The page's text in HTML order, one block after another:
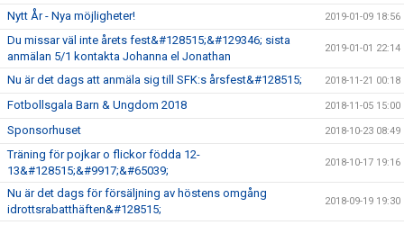
Nytt År - Nya möjligheter! 2019-01-09 18:56
Du missar väl inte årets fest&#128515;&#129346; sista
anmälan 5/1 kontakta Johanna el Jonathan
2019-01-01 22:14
Nu är det dags att anmäla sig till SFK:s årsfest&#128515; 2018-11-21 00:18
Fotbollsgala Barn & Ungdom 2018 2018-11-05 15:00
Sponsorhuset 2018-10-23 08:49
Träning för pojkar o flickor födda 12-
13&#128515;&#9917;&#65039;
2018-10-17 19:16
Nu är det dags för försäljning av höstens omgång
idrottsrabatthäften&#128515;
2018-09-19 19:30